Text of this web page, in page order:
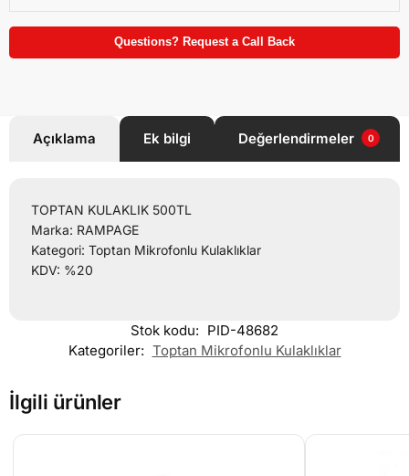
Questions? Request a Call Back
Açıklama Ek bilgi Değerlendirmeler 0
TOPTAN KULAKLIK 500TL
Marka: RAMPAGE
Kategori: Toptan Mikrofonlu Kulaklıklar
KDV: %20
Stok kodu: PID-48682
Kategoriler: Toptan Mikrofonlu Kulaklıklar
İlgili ürünler